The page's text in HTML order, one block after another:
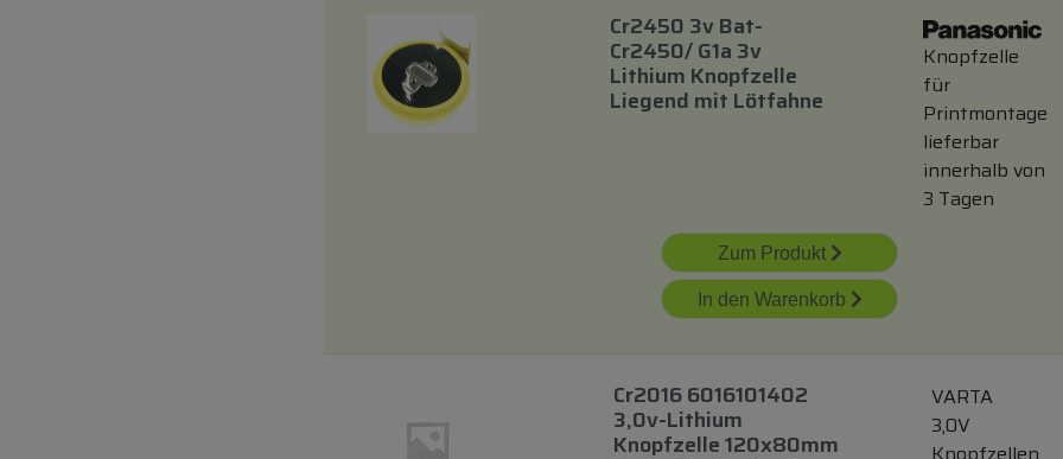
Cr2450 3v Bat-
Cr2450/ G1a 3v
Lithium Knopfzelle
Liegend mit Lötfahne
Knopfzelle
für
Printmontage
lieferbar
innerhalb von
3 Tagen
Zum Produkt
In den Warenkorb
Cr2016 6016101402
3,0v-Lithium
Knopfzelle 120x80mm
VARTA
3,0V